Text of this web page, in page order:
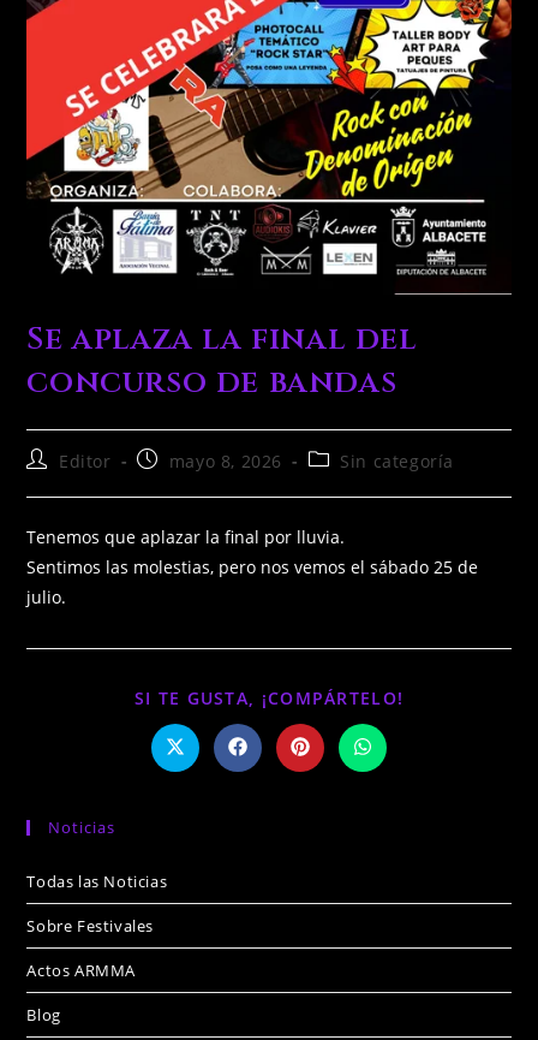
Se aplaza la final del
concurso de bandas
Editor mayo 8, 2026 Sin categoría
Tenemos que aplazar la final por lluvia.
Sentimos las molestias, pero nos vemos el sábado 25 de
julio.
SI TE GUSTA, ¡COMPÁRTELO!
Noticias
Todas las Noticias
Sobre Festivales
Actos ARMMA
Blog